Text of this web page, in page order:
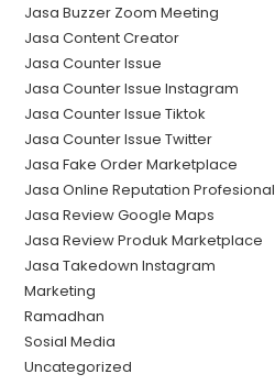
Jasa Buzzer Zoom Meeting
Jasa Content Creator
Jasa Counter Issue
Jasa Counter Issue Instagram
Jasa Counter Issue Tiktok
Jasa Counter Issue Twitter
Jasa Fake Order Marketplace
Jasa Online Reputation Profesional
Jasa Review Google Maps
Jasa Review Produk Marketplace
Jasa Takedown Instagram
Marketing
Ramadhan
Sosial Media
Uncategorized